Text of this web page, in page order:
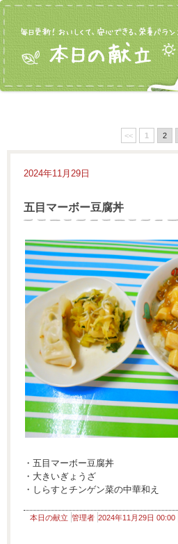
<< 1 2
2024年11月29日
五目マーボー豆腐丼
・五目マーボー豆腐丼
・大きいぎょうざ
・しらすとチンゲン菜の中華和え
本日の献立 管理者 2024年11月29日 00:00